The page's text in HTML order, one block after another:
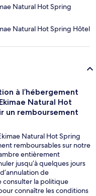
Natural Hot Spring
Natural Hot Spring Hôtel
à l’hébergement
Natural Hot
un remboursement
Natural Hot Spring
remboursables sur notre
entièrement
jusqu’à quelques jours
de
consulter la politique
connaître les conditions